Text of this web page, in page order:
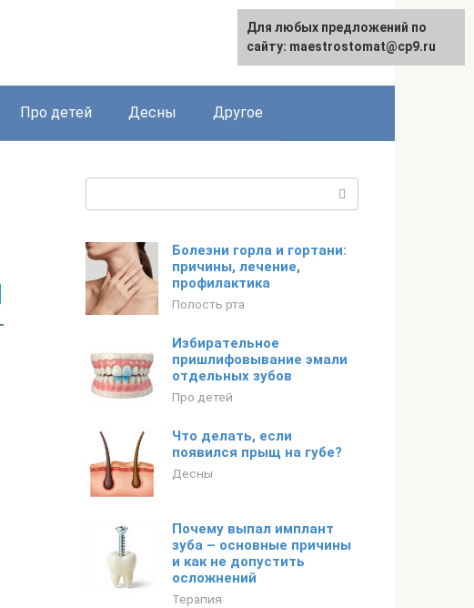
Про детей Десны Другое
Болезни горла и гортани:
причины, лечение,
профилактика
Полость рта
Избирательное
пришлифовывание эмали
отдельных зубов
Про детей
Что делать, если
появился прыщ на губе?
Десны
Почему выпал имплант
зуба – основные причины
и как не допустить
осложнений
Терапия
Для любых предложений по
сайту: maestrostomat@cp9.ru